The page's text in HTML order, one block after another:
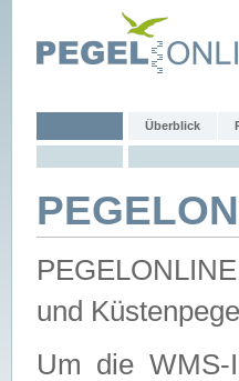
Überblick
und
Um die WMS-